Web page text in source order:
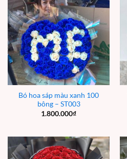
Bó hoa sáp màu xanh 100
bông – ST003
1.800.000₫